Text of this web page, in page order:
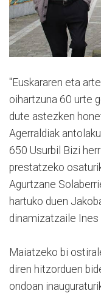
"Euskararen eta
oihartzuna 60 urte
dute astezken
Agerraldiak
650 Usurbil Bizi
prestatzeko
Agurtzane
hartuko duen
dinamizatzaile Ines
Maiatzeko bi
diren hitzorduen
ondoan